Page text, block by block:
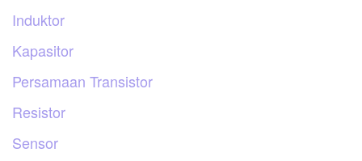
Induktor
Kapasitor
Persamaan Transistor
Resistor
Sensor